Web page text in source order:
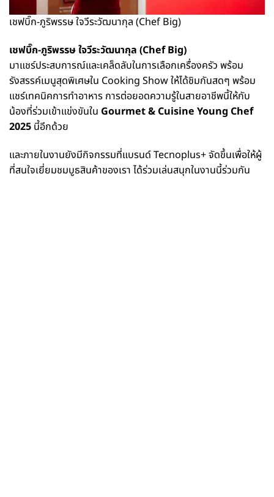
เชฟบิ๊ก-ภูริพรรษ ใจวีระวัฒนากุล (Chef Big)
เชฟบิ๊ก-ภูริพรรษ ใจวีระวัฒนากุล (Chef Big)
มาแชร์ประสบการณ์และเคล็ดลับในการเลือกเครื่องครัว พร้อม
รังสรรค์เมนูสุดพิเศษใน Cooking Show ให้ได้ชิมกันสดๆ พร้อม
แชร์เทคนิคการทำอาหาร การต่อยอดความรู้ในสายอาชีพนี้ให้กับ
น้องที่ร่วมเข้าแข่งขันใน Gourmet & Cuisine Young Chef
2025 นี้อีกด้วย
และภายในงานยังมีกิจกรรมที่แบรนด์ Tecnoplus+ จัดขึ้นเพื่อให้ผู้
ที่สนใจเยี่ยมชมบูธสินค้าของเรา ได้ร่วมเล่นสนุกในงานนี้ร่วมกัน